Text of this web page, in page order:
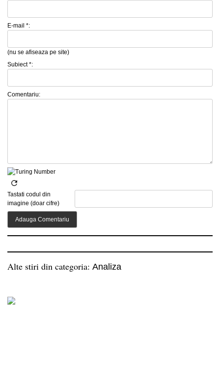
E-mail *:
(nu se afiseaza pe site)
Subiect *:
Comentariu:
Tastati codul din
imagine (doar cifre)
Alte stiri din categoria: Analiza